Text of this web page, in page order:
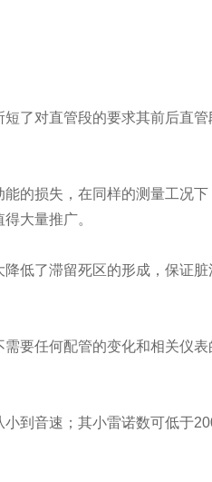
了对直管段的要求其前后直管
的损失，在同样的测量工况
大量推广。
低了滞留死区的形成，保证
要任何配管的变化和相关仪
到音速；其小雷诺数可低于